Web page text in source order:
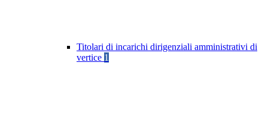
Titolari di incarichi dirigenziali amministrativi di
vertice 1